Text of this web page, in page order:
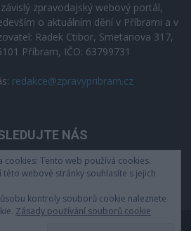
zpravodajský webový portál,
o aktuálním dění v Příbrami a v
Radek Ctibor, Smetanova 317,
Příbram, IČO: 63799731
redakce@zpravypribram.cz
NÁS
cookies: Tento web používá cookies.
webové stránky souhlasíte s jejich
kontroly souborů cookie naleznete
Zásady používání souborů cookie